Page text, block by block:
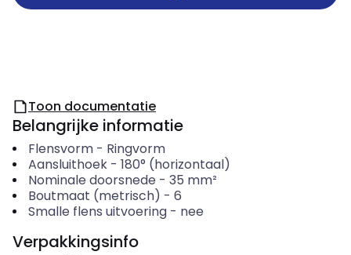
Toon documentatie
Belangrijke informatie
Flensvorm- Ringvorm
Aansluithoek- 180° (horizontaal)
Nominale doorsnede - 35 mm²
Boutmaat (metrisch) - 6
Smalle flens uitvoering- nee
Verpakkingsinfo